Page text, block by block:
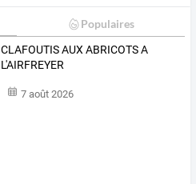
Populaires
CLAFOUTIS AUX ABRICOTS A
L'AIRFREYER
7 août 2026